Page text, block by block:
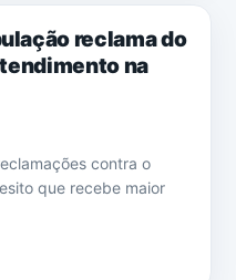
reclama do
na
contra o
que recebe maior